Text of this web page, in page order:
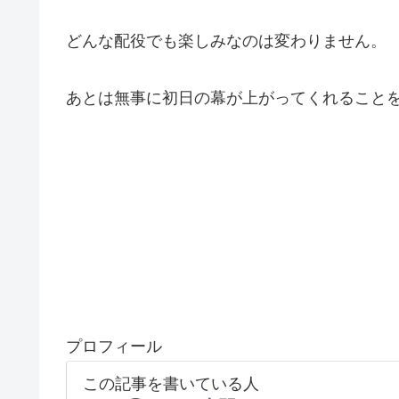
どんな配役でも楽しみなのは変わりません。
あとは無事に初日の幕が上がってくれること
プロフィール
この記事を書いている人